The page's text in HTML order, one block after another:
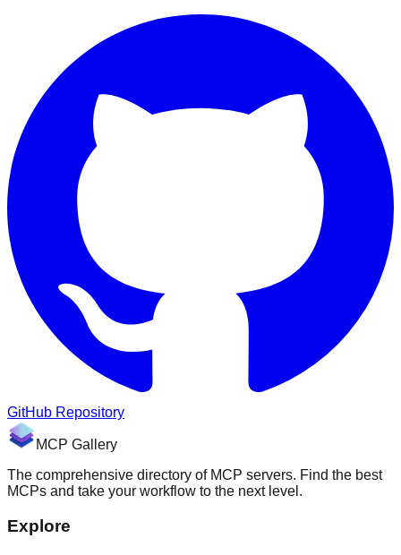
GitHub Repository
MCP Gallery
The comprehensive directory of MCP servers. Find the best
MCPs and take your workflow to the next level.
Explore